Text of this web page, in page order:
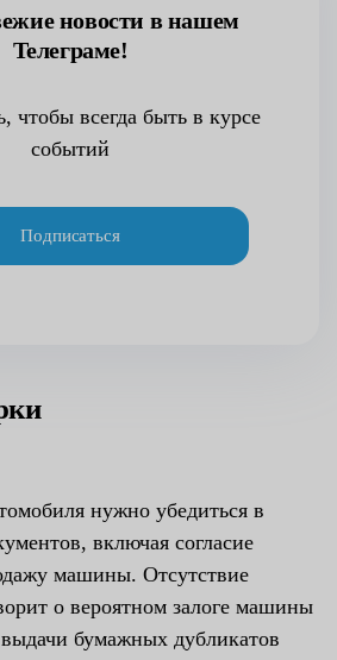
новости в нашем
Телеграме!
чтобы всегда быть в курсе
событий
Подписаться
нужно убедиться в
включая согласие
машины. Отсутствие
о вероятном залоге машины
бумажных дубликатов